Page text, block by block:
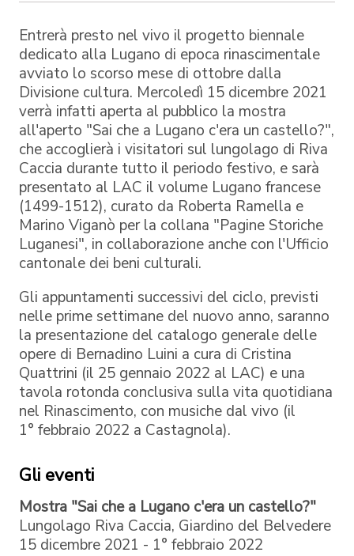
Entrerà presto nel vivo il progetto biennale
dedicato alla Lugano di epoca rinascimentale
avviato lo scorso mese di ottobre dalla
Divisione cultura. Mercoledì 15 dicembre 2021
verrà infatti aperta al pubblico la mostra
all'aperto "Sai che a Lugano c'era un castello?",
che accoglierà i visitatori sul lungolago di Riva
Caccia durante tutto il periodo festivo, e sarà
presentato al LAC il volume Lugano francese
(1499-1512), curato da Roberta Ramella e
Marino Viganò per la collana "Pagine Storiche
Luganesi", in collaborazione anche con l'Ufficio
cantonale dei beni culturali.
Gli appuntamenti successivi del ciclo, previsti
nelle prime settimane del nuovo anno, saranno
la presentazione del catalogo generale delle
opere di Bernadino Luini a cura di Cristina
Quattrini (il 25 gennaio 2022 al LAC) e una
tavola rotonda conclusiva sulla vita quotidiana
nel Rinascimento, con musiche dal vivo (il
1° febbraio 2022 a Castagnola).
Gli eventi
Mostra "Sai che a Lugano c'era un castello?"
Lungolago Riva Caccia, Giardino del Belvedere
15 dicembre 2021 - 1° febbraio 2022